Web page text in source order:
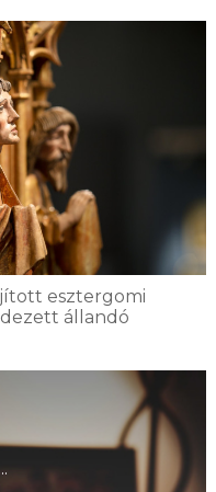
esztergomi
állandó